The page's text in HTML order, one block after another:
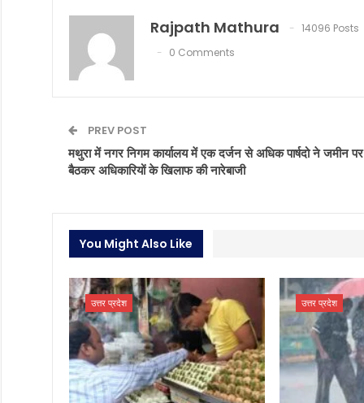
Rajpath Mathura
14096 Posts
0 Comments
PREV POST
मथुरा में नगर निगम कार्यालय में एक दर्जन से अधिक पार्षदो ने जमीन पर
बैठकर अधिकारियों के खिलाफ की नारेबाजी
You Might Also Like
उत्तर प्रदेश उत्तर प्रदेश